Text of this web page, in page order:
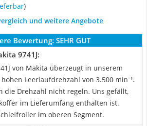
)
und weitere Angebote
Bewertung: SEHR GUT
9741J:
von Makita überzeugt in unserem
Leerlaufdrehzahl von 3.500 min⁻¹.
die Drehzahl nicht regeln. Uns gefällt,
im Lieferumfang enthalten ist.
im oberen Segment.